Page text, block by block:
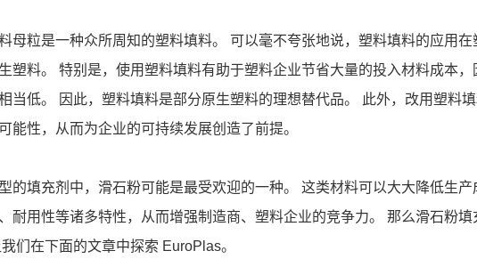
母粒是一种众所周知的塑料填料。 可以毫不夸张地说，塑料填料的应用
塑料。 特别是，使用塑料填料有助于塑料企业节省大量的投入材料成本
当低。 因此，塑料填料是部分原生塑料的理想替代品。 此外，改用塑料
能性，从而为企业的可持续发展创造了前提。
的填充剂中，滑石粉可能是最受欢迎的一种。 这类材料可以大大降低生产
耐用性等诸多特性，从而增强制造商、塑料企业的竞争力。 那么滑石粉
们在下面的文章中探索 EuroPlas。